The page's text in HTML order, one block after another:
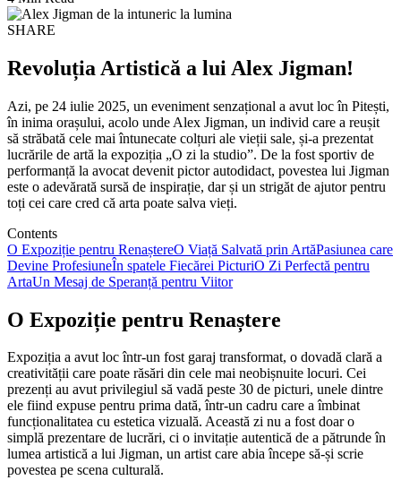
SHARE
Revoluția Artistică a lui Alex Jigman!
Azi, pe 24 iulie 2025, un eveniment senzațional a avut loc în Pitești,
în inima orașului, acolo unde Alex Jigman, un individ care a reușit
să străbată cele mai întunecate colțuri ale vieții sale, și-a prezentat
lucrările de artă la expoziția „O zi la studio”. De la fost sportiv de
performanță la avocat devenit pictor autodidact, povestea lui Jigman
este o adevărată sursă de inspirație, dar și un strigăt de ajutor pentru
toți cei care cred că arta poate salva vieți.
Contents
O Expoziție pentru RenaștereO Viață Salvată prin ArtăPasiunea care
Devine ProfesiuneÎn spatele Fiecărei PicturiO Zi Perfectă pentru
ArtaUn Mesaj de Speranță pentru Viitor
O Expoziție pentru Renaștere
Expoziția a avut loc într-un fost garaj transformat, o dovadă clară a
creativității care poate răsări din cele mai neobișnuite locuri. Cei
prezenți au avut privilegiul să vadă peste 30 de picturi, unele dintre
ele fiind expuse pentru prima dată, într-un cadru care a îmbinat
funcționalitatea cu estetica vizuală. Această zi nu a fost doar o
simplă prezentare de lucrări, ci o invitație autentică de a pătrunde în
lumea artistică a lui Jigman, un artist care abia începe să-și scrie
povestea pe scena culturală.